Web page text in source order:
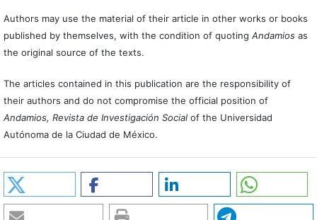
Authors may use the material of their article in other works or books
published by themselves, with the condition of quoting Andamiosas
the original source of the texts.
The articles contained in this publication are the responsibility of
their authors and do not compromise the official position of
Andamios, Revista de Investigación Social of the Universidad
Autónoma de la Ciudad de México.